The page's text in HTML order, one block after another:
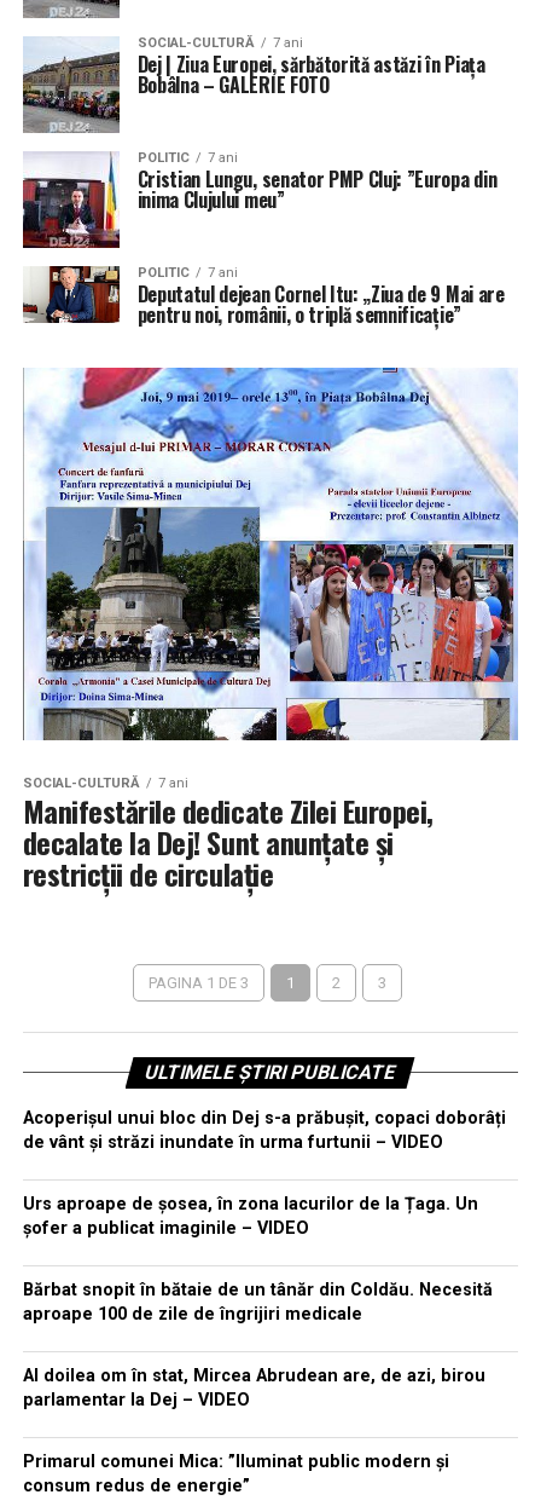
SOCIAL-CULTURĂ 7 ani
Dej | Ziua Europei, sărbătorită astăzi în Piața
Bobâlna – GALERIE FOTO
POLITIC 7 ani
Cristian Lungu, senator PMP Cluj: ”Europa din
inima Clujului meu”
POLITIC 7 ani
Deputatul dejean Cornel Itu: „Ziua de 9 Mai are
pentru noi, românii, o triplă semnificație”
SOCIAL-CULTURĂ 7 ani
Manifestările dedicate Zilei Europei,
decalate la Dej! Sunt anunțate și
restricții de circulație
PAGINA 1 DE 3 1 2 3
ULTIMELE ȘTIRI PUBLICATE
Acoperișul unui bloc din Dej s-a prăbușit, copaci doborâți
de vânt și străzi inundate în urma furtunii – VIDEO
Urs aproape de șosea, în zona lacurilor de la Țaga. Un
șofer a publicat imaginile – VIDEO
Bărbat snopit în bătaie de un tânăr din Coldău. Necesită
aproape 100 de zile de îngrijiri medicale
Al doilea om în stat, Mircea Abrudean are, de azi, birou
parlamentar la Dej – VIDEO
Primarul comunei Mica: ”Iluminat public modern și
consum redus de energie”